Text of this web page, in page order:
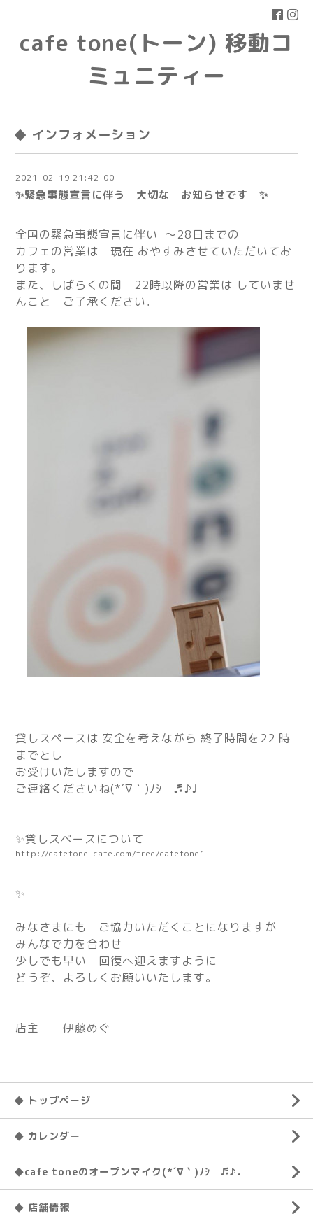
cafe tone(トーン) 移動コ
ミュニティー
◆ インフォメーション
2021-02-19 21:42:00
✨緊急事態宣言に伴う 大切な お知らせです ✨
全国の緊急事態宣言に伴い 〜28日までの
カフェの営業は 現在 おやすみさせていただいてお
ります。
また、しばらくの間 22時以降の営業は していませ
んこと ご了承ください．
貸しスペースは 安全を考えながら 終了時間を22 時
までとし
お受けいたしますので
ご連絡くださいね(*´∇｀)ﾉｼ ♬♪♩
✨貸しスペースについて
http://cafetone-cafe.com/free/cafetone1
✨
みなさまにも ご協力いただくことになりますが
みんなで力を合わせ
少しでも早い 回復へ迎えますように
どうぞ、よろしくお願いいたします。
店主 伊藤めぐ
◆ トップページ
◆ カレンダー
◆cafe toneのオープンマイク(*´∇｀)ﾉｼ ♬♪♩
◆ 店舗情報